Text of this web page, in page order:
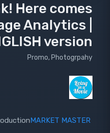
Here comes
Analytics |
version
Promo, Photogrpahy
MARKET MASTER